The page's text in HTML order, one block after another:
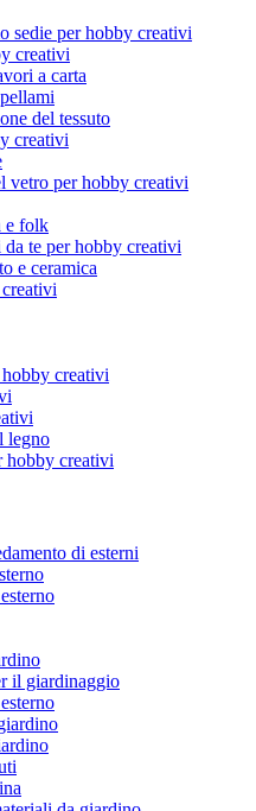
sedie per hobby creativi
creativi
a carta
del tessuto
creativi
vetro per hobby creativi
e folk
te per hobby creativi
e ceramica
creativi
legno
hobby creativi
di esterni
il giardinaggio